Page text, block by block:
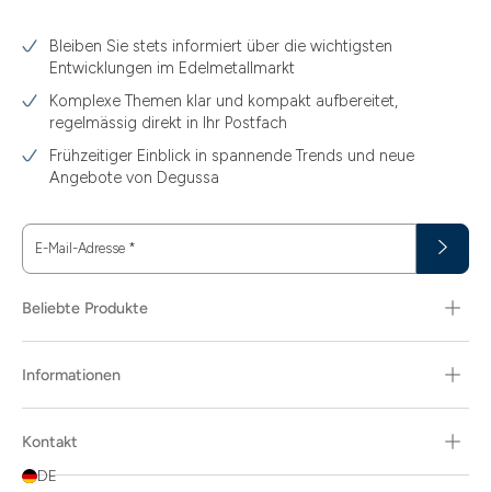
3.11
3.12
3.44
3.58
3.66
30
Bleiben Sie stets informiert über die wichtigsten
Entwicklungen im Edelmetallmarkt
Komplexe Themen klar und kompakt aufbereitet,
regelmässig direkt in Ihr Postfach
Frühzeitiger Einblick in spannende Trends und neue
Angebote von Degussa
E-Mail-Adresse *
Beliebte Produkte
Informationen
Kontakt
DE